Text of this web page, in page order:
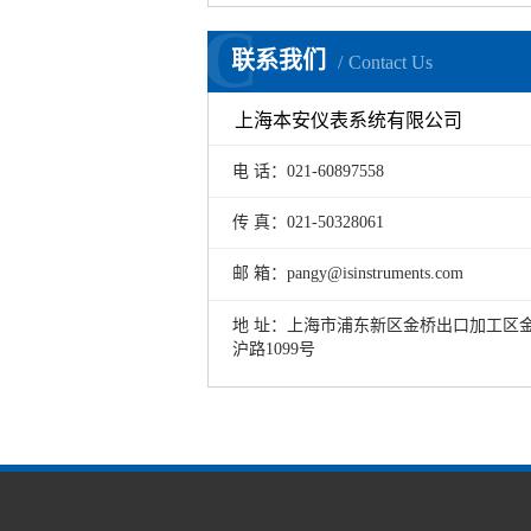
联系我们 Contact Us
C
上海本安仪表系统有限公司
电 话：021-60897558
传 真：021-50328061
邮 箱：pangy@isinstruments.com
地 址：上海市浦东新区金桥出口加工区
沪路1099号